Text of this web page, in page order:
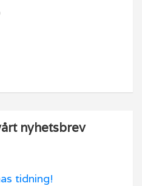
nyhetsbrev
tidning!